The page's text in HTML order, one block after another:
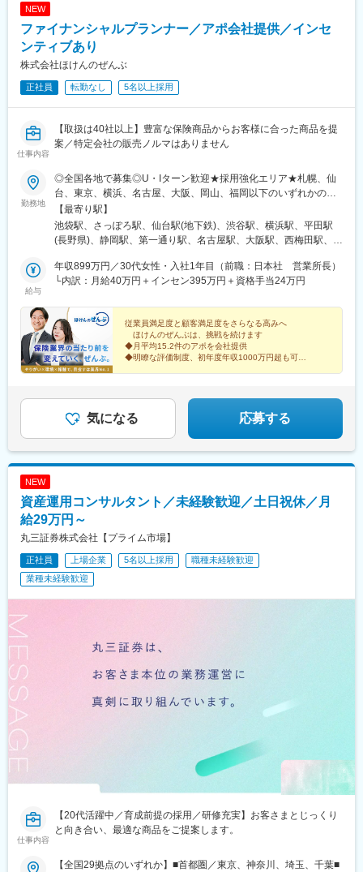
NEW
ファイナンシャルプランナー／アポ会社提供／インセ
ンティブあり
株式会社ほけんのぜんぶ
正社員 転勤なし 5名以上採用
仕事内容
【取扱は40社以上】豊富な保険商品からお客様に合った商品を提
案／特定会社の販売ノルマはありません
勤務地
◎全国各地で募集◎U・Iターン歓迎★採用強化エリア★札幌、仙
台、東京、横浜、名古屋、大阪、岡山、福岡以下のいずれかの拠
点へ配属となります。＜北海道・東北＞北海道札幌市、宮城県仙
台市＜関東＞東京都豊島区、東京都渋谷区、神奈川県横浜市＜東
海・甲信越＞長野県松本市、静岡県静岡市、静岡県浜松市、愛知
広島県広島市、岡山県岡山市、愛媛県松山市＜九州＞福岡県福岡
市、福岡県宗像市、大分県大分市、鹿児島県鹿児島市※月4回のミ
立ち上げもご相談ください】上記の拠点の他にも、仲間の皆様と
一緒に新拠点を開設いただくことも可能です。ご興味をお持ちの
方は、お気軽にお問い合わせください！
【最寄り駅】
池袋駅、さっぽろ駅、仙台駅(地下鉄)、渋谷駅、横浜駅、平田駅
(長野県)、静岡駅、第一通り駅、名古屋駅、大阪駅、西梅田駅、山
高城駅、天文館通駅、札幌駅、青葉通一番町駅、明治神宮前駅、
平沼橋駅、新静岡駅、遠州病院駅、近鉄名古屋駅、梅田駅(地下
駅、大通駅、あおば通駅、原宿駅、日吉町駅、新浜松駅、名鉄名
古屋駅、大阪梅田駅(阪急線)、大阪梅田駅(阪神線)、胡町駅、西川
緑道公園駅、南堀端駅、天神南駅、朝日通駅
給与
年収899万円／30代女性・入社1年目（前職：日本社 営業所長）
└内訳：月給40万円＋インセン395万円＋資格手当24万円
従業員満足度と顧客満足度をさらなる高みへ
ほけんのぜんぶは、挑戦を続けます
◆月平均15.2件のアポを会社提供
◆明瞭な評価制度、初年度年収1000万円超も可能
気になる 応募する
NEW
資産運用コンサルタント／未経験歓迎／土日祝休／月
給29万円～
丸三証券株式会社【プライム市場】
正社員 上場企業 5名以上採用
職種未経験歓迎
業種未経験歓迎
仕事内容
【20代活躍中／育成前提の採用／研修充実】お客さまとじっくり
と向き合い、最適な商品をご提案します。
【全国29拠点のいずれか】■首都圏／東京、神奈川、埼玉、千葉■